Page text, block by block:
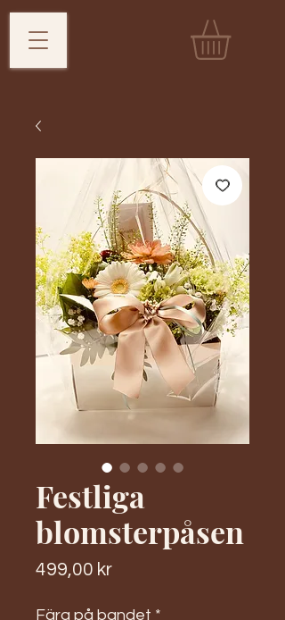
Festliga
blomsterpåsen
499,00 krPris
Färg på bandet *